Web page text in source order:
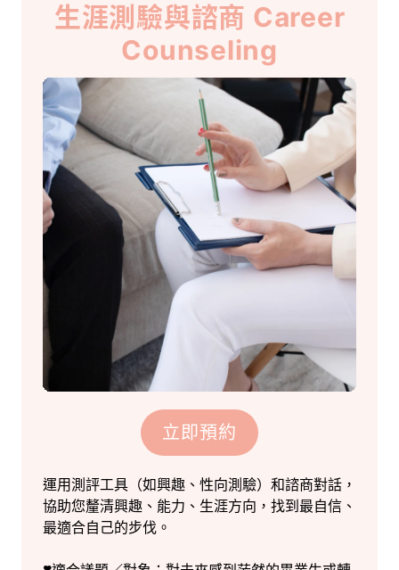
生涯測驗與諮商 Career
Counseling
立即預約
運用測評工具（如興趣、性向測驗）和諮商對話，
協助您釐清興趣、能力、生涯方向，找到最自信、
最適合自己的步伐。